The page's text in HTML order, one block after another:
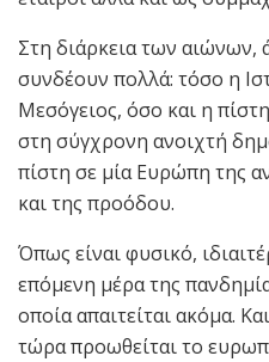
Στη διάρκεια των αιώνων,
συνδέουν πολλά: τόσο η
Μεσόγειος, όσο και η
στη σύγχρονη ανοιχτή
πίστη σε μία Ευρώπη της
και της προόδου.
Όπως είναι φυσικό,
επόμενη μέρα της
οποία απαιτείται ακόμα.
τώρα προωθείται το